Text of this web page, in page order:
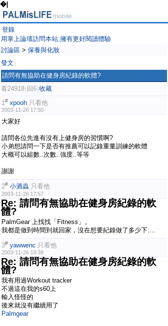
�|
登錄
用掌上論壇訪問本站,擁有更好閱讀體驗
討論區 > 保養與化妝
發文
請問有無協助在健身房紀錄的軟體?
看24918 回6 收藏
1# xpooh 只看他
2003-11-26 17:50
大家好
請問各位先進有沒有上健身房的習慣啊?
小弟想請問一下是否有推薦可以記錄重量訓練的軟體
大概可以組數..次數..強度..等等
謝謝
2# 小酒蟲 只看他
2003-11-26 17:57
Re: 請問有無協助在健身房紀錄的軟
體?
PalmGear 上找找「Fitness」。
我都是做到時間到就回家，沒在想要紀錄做了多少下....
3# yawwenc 只看他
2003-11-26 19:39
Re: 請問有無協助在健身房紀錄的軟
體?
我有用過Workout tracker
不過這在我的s60上
輸入怪怪的
後來就沒有繼續用了
Palmgear